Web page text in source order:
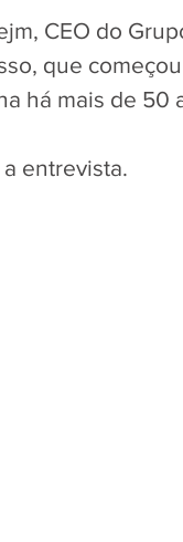
CEO do
que
há mais de 50
entrevista.